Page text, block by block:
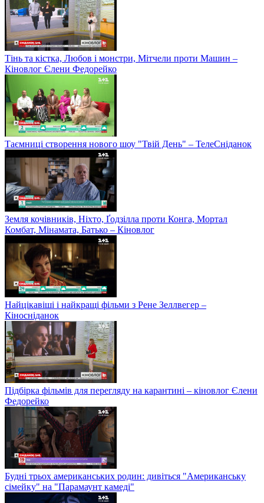
Тінь та кістка, Любов і монстри, Мітчели проти Машин –
Кіновлог Єлени Федорейко
Таємниці створення нового шоу "Твій День" – ТелеСніданок
Земля кочівників, Ніхто, Ґодзілла проти Конга, Мортал
Комбат, Мінамата, Батько – Кіновлог
Найцікавіші і найкращі фільми з Рене Зеллвегер –
Кіносніданок
Підбірка фільмів для перегляду на карантині – кіновлог Єлени
Федорейко
Будні трьох американських родин: дивіться "Американську
сімейку" на "Парамаунт камеді"